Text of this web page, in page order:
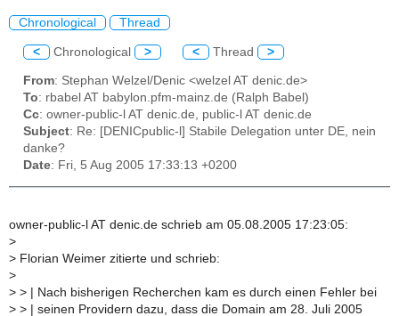
Chronological Thread
< Chronological > < Thread >
From: Stephan Welzel/Denic <welzel AT denic.de>
To: rbabel AT babylon.pfm-mainz.de (Ralph Babel)
Cc: owner-public-l AT denic.de, public-l AT denic.de
Subject: Re: [DENICpublic-l] Stabile Delegation unter DE, nein
danke?
Date: Fri, 5 Aug 2005 17:33:13 +0200
owner-public-l AT denic.de schrieb am 05.08.2005 17:23:05:
>
> Florian Weimer zitierte und schrieb:
>
> > | Nach bisherigen Recherchen kam es durch einen Fehler bei
> > | seinen Providern dazu, dass die Domain am 28. Juli 2005